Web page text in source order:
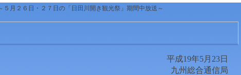
月２６日・２７日の「日田川開き観光祭」期間中放送～
平成19年5月23日
九州総合通信局